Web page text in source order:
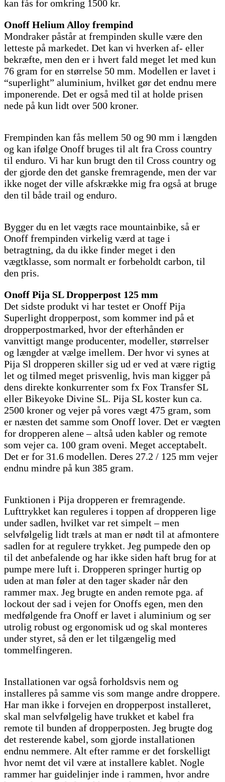
kan fås for omkring 1500 kr.
Onoff Helium Alloy frempind
Mondraker påstår at frempinden skulle være den
letteste på markedet. Det kan vi hverken af- eller
bekræfte, men den er i hvert fald meget let med kun
76 gram for en størrelse 50 mm. Modellen er lavet i
“superlight” aluminium, hvilket gør det endnu mere
imponerende. Det er også med til at holde prisen
nede på kun lidt over 500 kroner.
Frempinden kan fås mellem 50 og 90 mm i længden
og kan ifølge Onoff bruges til alt fra Cross country
til enduro. Vi har kun brugt den til Cross country og
der gjorde den det ganske fremragende, men der var
ikke noget der ville afskrække mig fra også at bruge
den til både trail og enduro.
Bygger du en let vægts race mountainbike, så er
Onoff frempinden virkelig værd at tage i
betragtning, da du ikke finder meget i den
vægtklasse, som normalt er forbeholdt carbon, til
den pris.
Onoff Pija SL Dropperpost 125 mm
Det sidste produkt vi har testet er Onoff Pija
Superlight dropperpost, som kommer ind på et
dropperpostmarked, hvor der efterhånden er
vanvittigt mange producenter, modeller, størrelser
og længder at vælge imellem. Der hvor vi synes at
Pija Sl dropperen skiller sig ud er ved at være rigtig
let og tilmed meget prisvenlig, hvis man kigger på
dens direkte konkurrenter som fx Fox Transfer SL
eller Bikeyoke Divine SL. Pija SL koster kun ca.
2500 kroner og vejer på vores vægt 475 gram, som
er næsten det samme som Onoff lover. Det er vægten
for dropperen alene – altså uden kabler og remote
som vejer ca. 100 gram oveni. Meget acceptabelt.
Det er for 31.6 modellen. Deres 27.2 / 125 mm vejer
endnu mindre på kun 385 gram.
Funktionen i Pija dropperen er fremragende.
Lufttrykket kan reguleres i toppen af dropperen lige
under sadlen, hvilket var ret simpelt – men
selvfølgelig lidt træls at man er nødt til at afmontere
sadlen for at regulere trykket. Jeg pumpede den op
til det anbefalende og har ikke siden haft brug for at
pumpe mere luft i. Dropperen springer hurtig op
uden at man føler at den tager skader når den
rammer max. Jeg brugte en anden remote pga. af
lockout der sad i vejen for Onoffs egen, men den
medfølgende fra Onoff er lavet i aluminium og ser
utrolig robust og ergonomisk ud og skal monteres
under styret, så den er let tilgængelig med
tommelfingeren.
Installationen var også forholdsvis nem og
installeres på samme vis som mange andre droppere.
Har man ikke i forvejen en dropperpost installeret,
skal man selvfølgelig have trukket et kabel fra
remote til bunden af dropperposten. Jeg brugte dog
det resterende kabel, som gjorde installationen
endnu nemmere. Alt efter ramme er det forskelligt
hvor nemt det vil være at installere kablet. Nogle
rammer har guidelinjer inde i rammen, hvor andre